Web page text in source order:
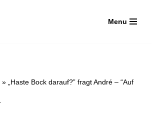
Menu
» „Haste Bock darauf?” fragt André – “Auf